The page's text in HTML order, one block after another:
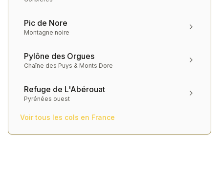
Pic de Nore
Montagne noire
Pylône des Orgues
Chaîne des Puys & Monts Dore
Refuge de L'Abérouat
Pyrénées ouest
Voir tous les cols en France